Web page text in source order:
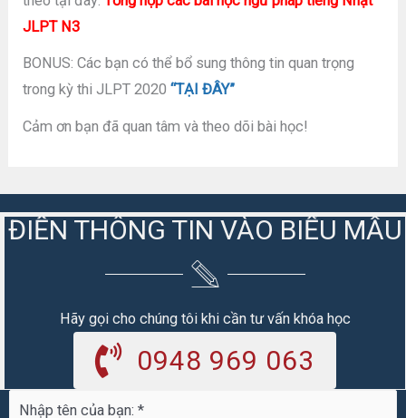
JLPT N3
BONUS: Các bạn có thể bổ sung thông tin quan trọng
trong kỳ thi JLPT 2020“TẠI ĐÂY”
Cảm ơn bạn đã quan tâm và theo dõi bài học!
ĐIỀN THÔNG TIN VÀO BIỂU MẪU
Hãy gọi cho chúng tôi khi cần tư vấn khóa học
0948 969 063